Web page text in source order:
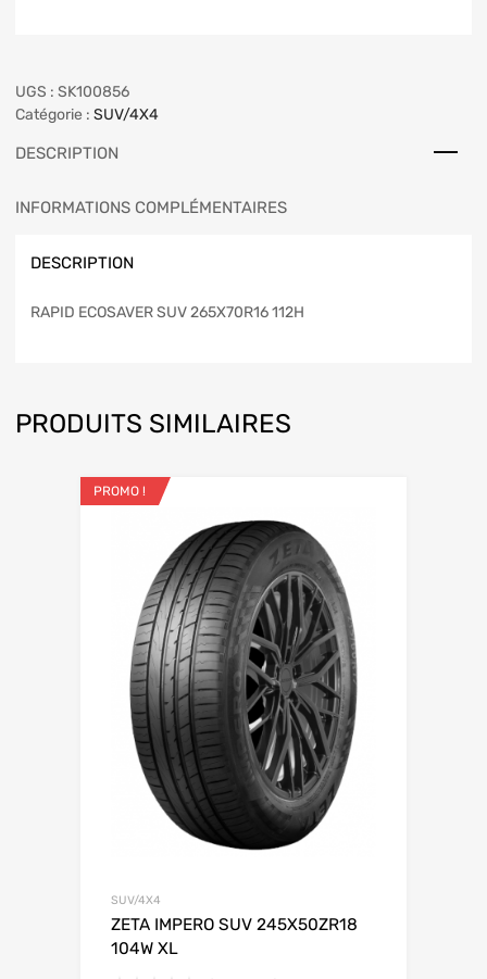
UGS : SK100856
Catégorie : SUV/4X4
DESCRIPTION
INFORMATIONS COMPLÉMENTAIRES
DESCRIPTION
RAPID ECOSAVER SUV 265X70R16 112H
PRODUITS SIMILAIRES
PROMO !
SUV/4X4
ZETA IMPERO SUV 245X50ZR18
104W XL